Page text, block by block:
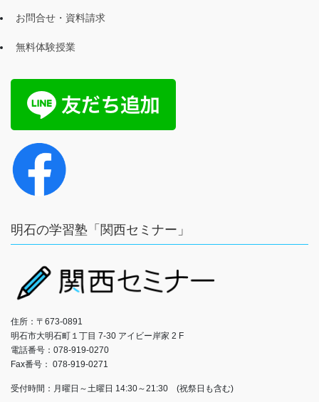
お問合せ・資料請求
無料体験授業
明石の学習塾「関西セミナー」
住所：〒673-0891
明石市大明石町１丁目 7‐30 アイビー岸家 2 F
電話番号：078-919-0270
Fax番号： 078-919-0271
受付時間：月曜日～土曜日 14:30～21:30 (祝祭日も含む)